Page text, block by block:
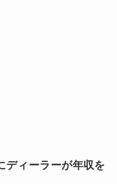
ディーラーが年収を